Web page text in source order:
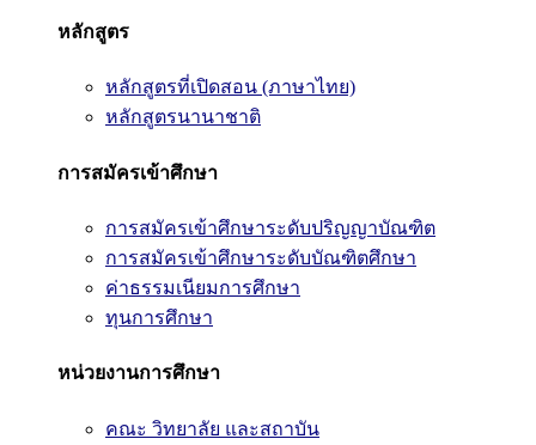
หลักสูตร
หลักสูตรที่เปิดสอน (ภาษาไทย)
หลักสูตรนานาชาติ
การสมัครเข้าศึกษา
การสมัครเข้าศึกษาระดับปริญญาบัณฑิต
การสมัครเข้าศึกษาระดับบัณฑิตศึกษา
ค่าธรรมเนียมการศึกษา
ทุนการศึกษา
หน่วยงานการศึกษา
คณะ วิทยาลัย และสถาบัน